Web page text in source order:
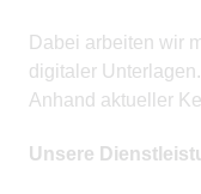
Dabei arbeiten wir
digitaler
Anhand aktueller
Unsere